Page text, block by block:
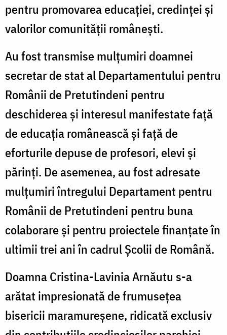
pentru promovarea educației, credinței și
valorilor comunității românești.
Au fost transmise mulțumiri doamnei
secretar de stat al Departamentului pentru
Românii de Pretutindeni pentru
deschiderea și interesul manifestate față
de educația românească și față de
eforturile depuse de profesori, elevi și
părinți. De asemenea, au fost adresate
mulțumiri întregului Departament pentru
Românii de Pretutindeni pentru buna
colaborare și pentru proiectele finanțate în
ultimii trei ani în cadrul Școlii de Română.
Doamna Cristina-Lavinia Arnăutu s-a
arătat impresionată de frumusețea
bisericii maramureșene, ridicată exclusiv